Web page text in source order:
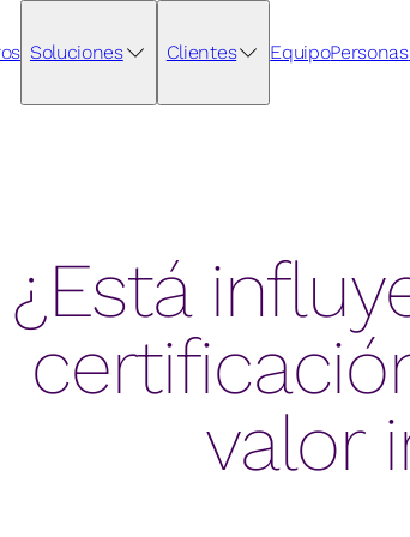
Soluciones Clientes EquipoPersonas
¿Está
valor